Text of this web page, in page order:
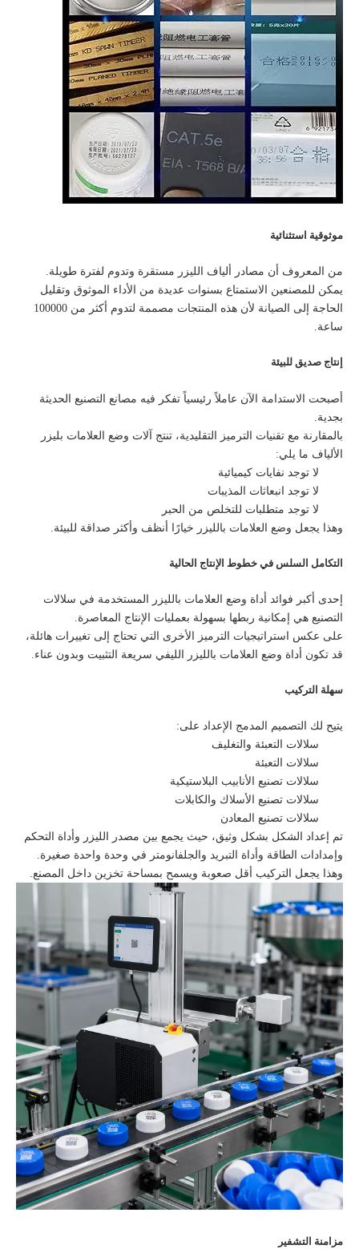
موثوقية استثنائية
من المعروف أن مصادر ألياف الليزر مستقرة وتدوم لفترة طويلة.
يمكن للمصنعين الاستمتاع بسنوات عديدة من الأداء الموثوق وتقليل
الحاجة إلى الصيانة لأن هذه المنتجات مصممة لتدوم أكثر من 100000
ساعة.
إنتاج صديق للبيئة
أصبحت الاستدامة الآن عاملاً رئيسياً تفكر فيه مصانع التصنيع الحديثة
بجدية.
بالمقارنة مع تقنيات الترميز التقليدية، تنتج آلات وضع العلامات بليزر
الألياف ما يلي:
لا توجد نفايات كيميائية
لا توجد انبعاثات المذيبات
لا توجد متطلبات للتخلص من الحبر
وهذا يجعل وضع العلامات بالليزر خيارًا أنظف وأكثر صداقة للبيئة.
التكامل السلس في خطوط الإنتاج الحالية
إحدى أكبر فوائد أداة وضع العلامات بالليزر المستخدمة في سلالات
التصنيع هي إمكانية ربطها بسهولة بعمليات الإنتاج المعاصرة.
على عكس استراتيجيات الترميز الأخرى التي تحتاج إلى تغييرات هائلة،
قد تكون أداة وضع العلامات بالليزر الليفي سريعة التثبيت وبدون عناء.
سهلة التركيب
يتيح لك التصميم المدمج الإعداد على:
سلالات التعبئة والتغليف
سلالات التعبئة
سلالات تصنيع الأنابيب البلاستيكية
سلالات تصنيع الأسلاك والكابلات
سلالات تصنيع المعادن
تم إعداد الشكل بشكل وثيق، حيث يجمع بين مصدر الليزر وأداة التحكم
وإمدادات الطاقة وأداة التبريد والجلفانومتر في وحدة واحدة صغيرة.
وهذا يجعل التركيب أقل صعوبة ويسمح بمساحة تخزين داخل المصنع.
مزامنة التشفير